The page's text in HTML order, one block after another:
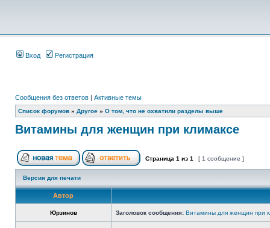
Вход Регистрация
Сообщения без ответов | Активные темы
Список форумов » Другое » О том, что не охватили разделы выше
Витамины для женщин при климаксе
Страница 1 из 1 [ 1 сообщение ]
Версия для печати
Автор
Юрзинов Заголовок сообщения: Витамины для женщин при